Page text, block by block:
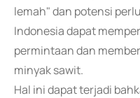
lemah" dan potensi
Indonesia dapat
permintaan dan
minyak sawit.
Hal ini dapat terjadi